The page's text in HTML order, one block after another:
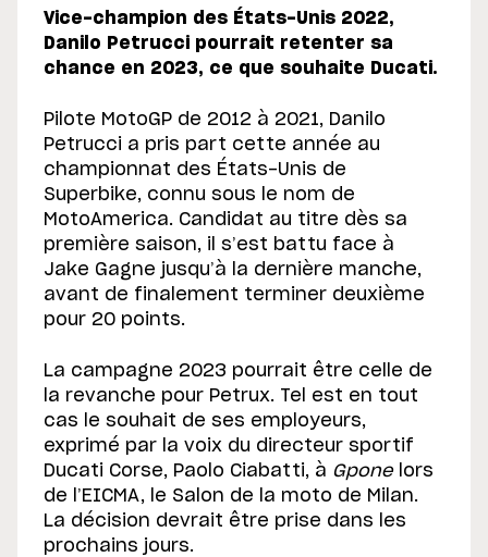
Vice-champion des États-Unis 2022,
Danilo Petrucci pourrait retenter sa
chance en 2023, ce que souhaite Ducati.
Pilote MotoGP de 2012 à 2021, Danilo
Petrucci a pris part cette année au
championnat des États-Unis de
Superbike, connu sous le nom de
MotoAmerica. Candidat au titre dès sa
première saison, il s’est battu face à
Jake Gagne jusqu’à la dernière manche,
avant de finalement terminer deuxième
pour 20 points.
La campagne 2023 pourrait être celle de
la revanche pour Petrux. Tel est en tout
cas le souhait de ses employeurs,
exprimé par la voix du directeur sportif
Ducati Corse, Paolo Ciabatti, à Gponelors
de l’EICMA, le Salon de la moto de Milan.
La décision devrait être prise dans les
prochains jours.